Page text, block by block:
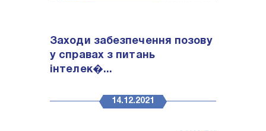
Заходи забезпечення позову
у справах з питань
інтелек�...
14.12.2021